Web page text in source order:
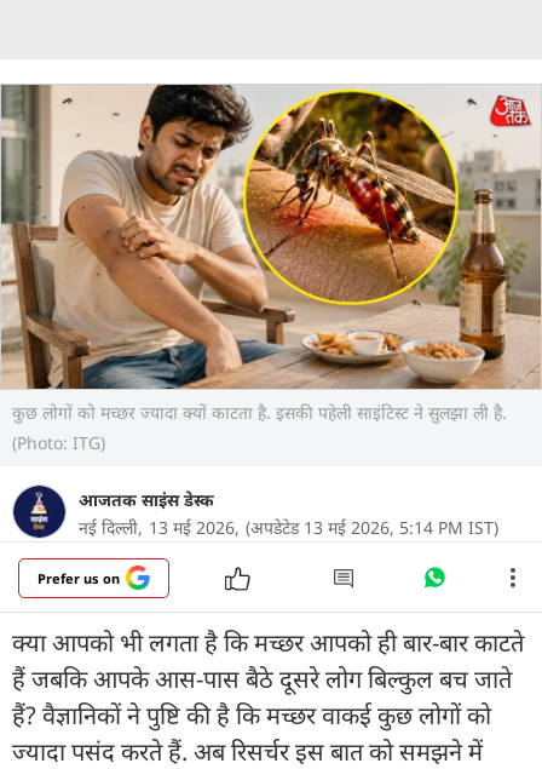
कुछ लोगों को मच्छर ज्यादा क्यों काटता है. इसकी पहेली साइंटिस्ट ने सुलझा ली है.
(Photo: ITG)
आजतक साइंस डेस्क
नई दिल्ली, 13 मई 2026, (अपडेटेड 13 मई 2026, 5:14 PM IST)
Prefer us on
क्या आपको भी लगता है कि मच्छर आपको ही बार-बार काटते
हैं जबकि आपके आस-पास बैठे दूसरे लोग बिल्कुल बच जाते
हैं? वैज्ञानिकों ने पुष्टि की है कि मच्छर वाकई कुछ लोगों को
ज्यादा पसंद करते हैं. अब रिसर्चर इस बात को समझने में